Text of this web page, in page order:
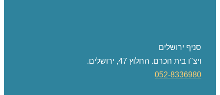
סניף ירושלים
ויצ"ו בית הכרם. החלוץ 47, ירושלים.
052-8336980